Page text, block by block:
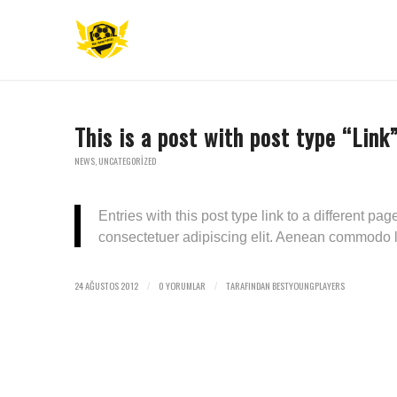
This is a post with post type “Link”
NEWS, UNCATEGORIZED
Entries with this post type link to a different
consectetuer adipiscing elit. Aenean commodo
24 AĞUSTOS 2012 / 0 YORUMLAR / TARAFINDAN BESTYOUNGPLAYERS